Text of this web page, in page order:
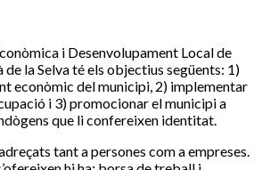
i Desenvolupament Local de
de la Selva té els objectius següents: 1)
econòmic del municipi, 2) implementar
i 3) promocionar el municipi a
que li confereixen identitat.
tant a persones com a empreses.